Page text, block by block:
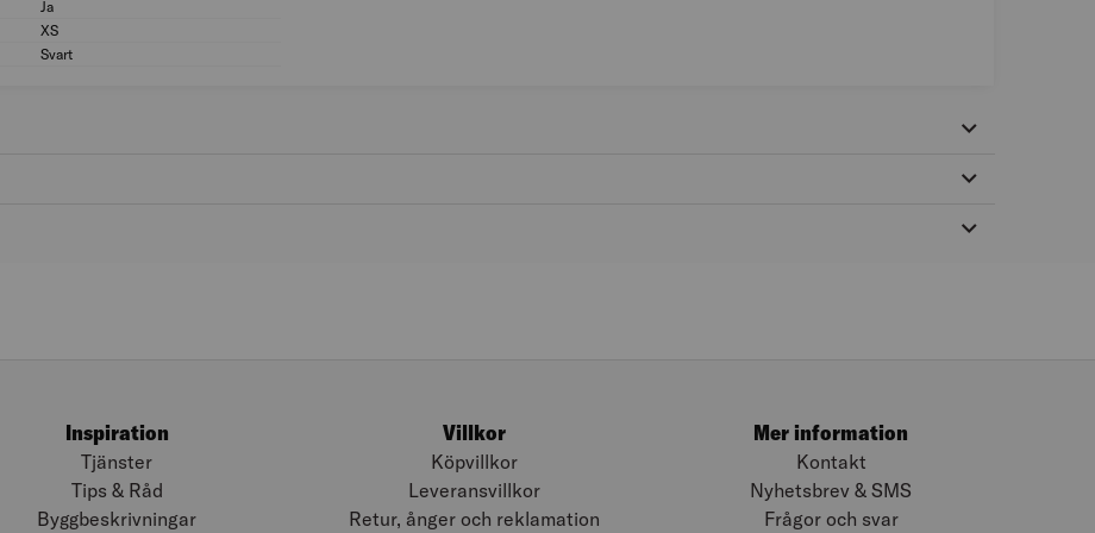
Ja
XS
Svart
Inspiration
Tjänster
Tips & Råd
Byggbeskrivningar
Villkor
Köpvillkor
Leveransvillkor
Retur, ånger och reklamation
Mer information
Kontakt
Nyhetsbrev & SMS
Frågor och svar